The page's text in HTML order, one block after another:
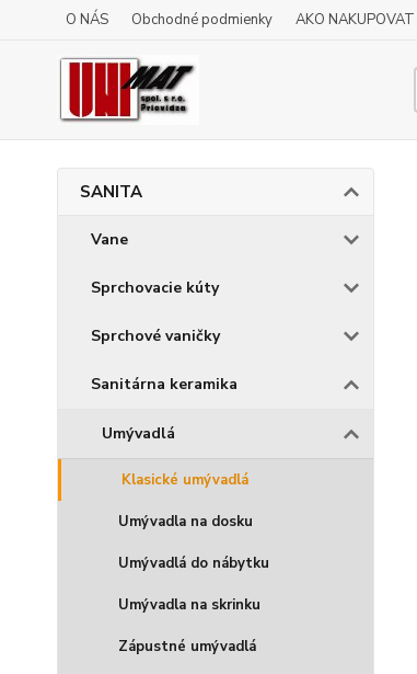
O NÁS Obchodné podmienky AKO NAKUPOVAT
SANITA
Vane
Sprchovacie kúty
Sprchové vaničky
Sanitárna keramika
Umývadlá
Klasické umývadlá
Umývadla na dosku
Umývadlá do nábytku
Umývadla na skrinku
Zápustné umývadlá